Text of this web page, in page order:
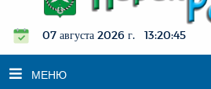
07 августа 2026 г. 13:20:46
МЕНЮ